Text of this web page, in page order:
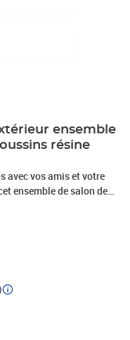
ensemble
résine
avec vos amis et votre
ensemble de salon de
modulaire : ce
modulaires pour
gamme : l'ensemble de
tressée résistante à
à une utilisation
ensemble de meubles
enduit de poudre et de
Grâce à sa